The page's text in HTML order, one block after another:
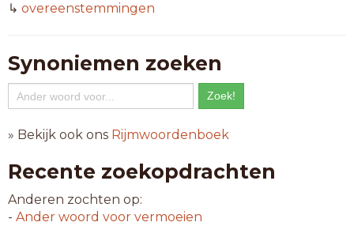
↳ overeenstemmingen
Synoniemen zoeken
» Bekijk ook ons Rijmwoordenboek
Recente zoekopdrachten
Anderen zochten op:
- Ander woord voor vermoeien